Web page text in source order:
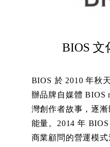
BIOS 文
BIOS 於 2010 年秋
辦品牌自媒體 BIOS
灣創作者故事，逐
能量。2014 年
商業顧問的營運模